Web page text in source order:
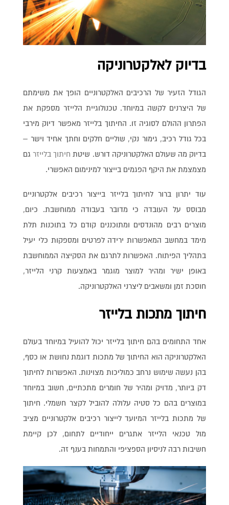
בדיוק לאלקטרוניקה
הגודל הזעיר של הרכיבים האלקטרוניים הופך את משימתם
של היצרנים לקשה במיוחד. טכנולוגיית הלייזר מספקת את
הפתרון ההולם לסוגיה זו. החיתוך בלייזר מאפשר דיוק מירבי
בכל גודל רכיב, גימור נקי, שוליים חלקים וחתך אחיד וישר –
בדיוק מה שעולם האלקטרוניקה דורש. שיטת חיתוך בלייזרגם
מצמצמת את היקף הפגמים בייצור למינימום האפשרי.
עוד יתרון ברור לחיתוך בלייזר בייצור רכיבים אלקטרוניים
מבוסס על העובדה כי מדובר בעבודה ממוחשבת. כיום,
מוצרים רבים מהונדסים ומתוכננים קודם כל בתוכנות תלת
מימד במחשב המאפשרות ירידה לפרטים ומספקות כלי יעיל
בתהליך הפיתוח. האפשרות לתרגם את הסקיצה הממוחשבת
באופן ישיר ומהיר למוצר מוגמר באמצעות קרני הלייזר,
חוסכת זמן ומשאבים ליצרני האלקטרוניקה.
חיתוך מתכות בלייזר
אחד התחומים בהם חיתוך בלייזר יכול להועיל במיוחד בעולם
האלקטרוניקה הוא החיתוך של מתכות דוגמת נחושת או כסף,
בהן נעשה שימוש נרחב כמוליכות מצוינות. האפשרות לחיתוך
דק ביותר, מדויק ומהיר של חומרים מתכתיים, חשוב במיוחד
במוצרים בהם כל סטיה עלולה להוביל לקצר חשמלי. חיתוך
של מתכות בלייזר המיועד לייצור רכיבים אלקטרוניים מציב
מול טכנאי הלייזר אתגרים ייחודיים לתחום, לכן קיימת
חשיבות רבה לניסיון הספציפי והתמחות בענף זה.